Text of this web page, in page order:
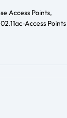
Access Points,
Access